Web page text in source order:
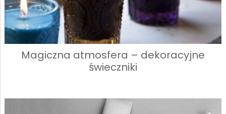
Magiczna atmosfera – dekoracyjne
świeczniki